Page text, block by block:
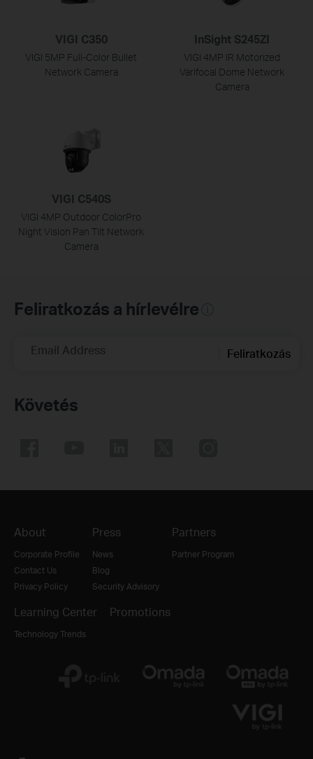
VIGI C350
VIGI 5MP Full-Color Bullet
Network Camera
InSight S245ZI
VIGI 4MP IR Motorized
Varifocal Dome Network
Camera
VIGI C540S
VIGI 4MP Outdoor ColorPro
Night Vision Pan Tilt Network
Camera
Feliratkozás a hírlevélre
Email Address Feliratkozás
Követés
About
Corporate Profile
Contact Us
Privacy Policy
Press
News
Blog
Security Advisory
Partners
Partner Program
Learning Center
Technology Trends
Promotions